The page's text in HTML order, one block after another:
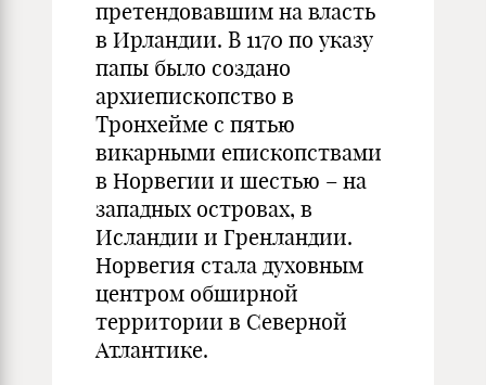
претендовавшим на власть
в Ирландии. В 1170 по указу
папы было создано
архиепископство в
Тронхейме с пятью
викарными епископствами
в Норвегии и шестью – на
западных островах, в
Исландии и Гренландии.
Норвегия стала духовным
центром обширной
территории в Северной
Атлантике.